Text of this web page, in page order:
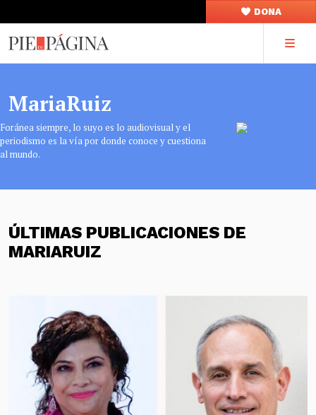
DONA
MariaRuiz
Foránea siempre, lo suyo es lo audiovisual y el
periodismo es la vía por donde conoce y cuestiona
al mundo.
ÚLTIMAS PUBLICACIONES DE
MARIARUIZ